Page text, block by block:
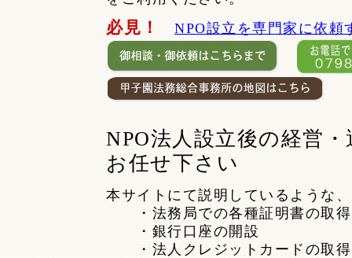
必見！ NPO設立を専門家に依頼
NPO法人設立後の経営
お任せ下さい
本サイトにて説明しているような、
・法務局での各種証明書の取得
・銀行口座の開設
・法人クレジットカードの取得